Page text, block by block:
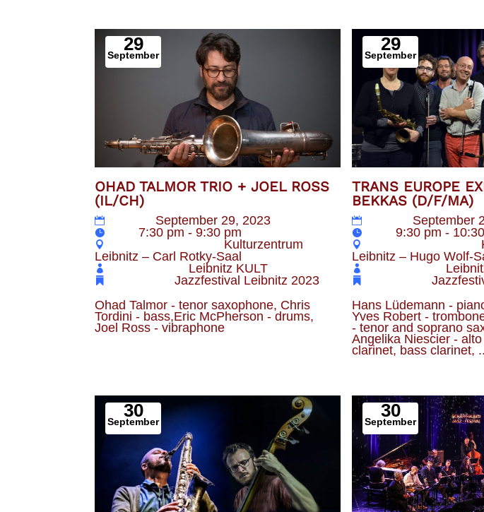
29
September
OHAD TALMOR TRIO + JOEL ROSS
(IL/CH)
September 29, 2023
7:30 pm - 9:30 pm
Veranstaltungsort
Kulturzentrum
Leibnitz – Carl Rotky-Saal
Leibnitz KULT
Jazzfestival Leibnitz 2023
Ohad Talmor - tenor saxophone, Chris
Tordini - bass,Eric McPherson - drums,
Joel Ross - vibraphone
29
September
TRANS EUROPE
BEKKAS (D/F/MA)
September
9:30 pm -
Veranstaltungsort
Leibnitz – Hugo Wolf-
Veranstalter
Hans Lüdemann -
Yves Robert -
- tenor and soprano
Angelika Niescier -
clarinet, bass clarinet,
30
September
30
September